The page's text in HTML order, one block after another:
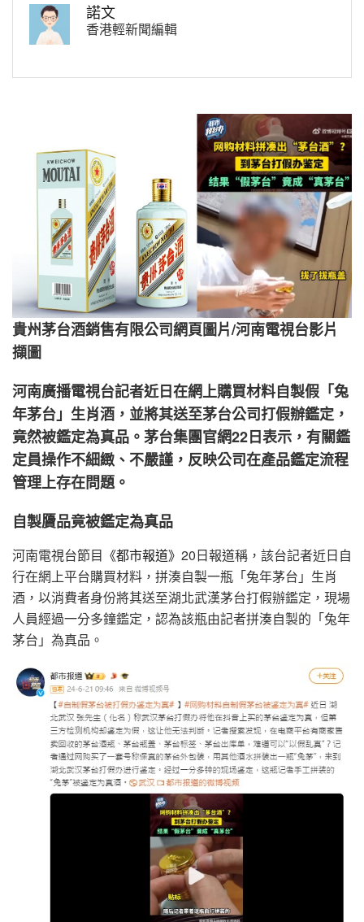
諾文
香港輕新聞編輯
貴州茅台酒銷售有限公司網頁圖片/河南電視台影片
擷圖
河南廣播電視台記者近日在網上購買材料自製假「兔
年茅台」生肖酒，並將其送至茅台公司打假辦鑑定，
竟然被鑑定為真品。茅台集團官網22日表示，有關鑑
定員操作不細緻、不嚴謹，反映公司在產品鑑定流程
管理上存在問題。
自製贗品竟被鑑定為真品
河南電視台節目 《都市報道》 20日報道稱，該台記者近日自
行在網上平台購買材料，拼湊自製一瓶「兔年茅台」生肖
酒，以消費者身份將其送至湖北武漢茅台打假辦鑑定，現場
人員經過一分多鐘鑑定，認為該瓶由記者拼湊自製的「兔年
茅台」為真品。